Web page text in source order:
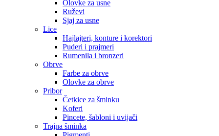
Olovke za usne
Ruževi
Sjaj za usne
Lice
Hajlajteri, konture i korektori
Puderi i prajmeri
Rumenila i bronzeri
Obrve
Farbe za obrve
Olovke za obrve
Pribor
Četkice za šminku
Koferi
Pincete, šabloni i uvijači
Trajna šminka